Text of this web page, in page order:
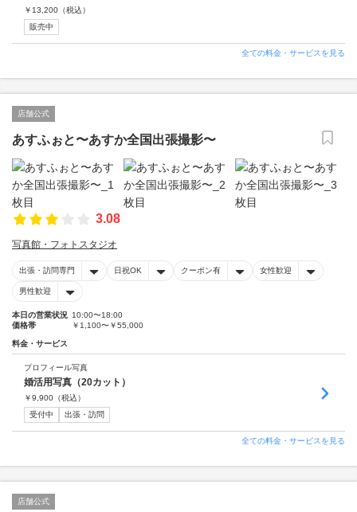
￥ 13,200 （税込）
販売中
全ての料金・サービスを見る
店舗公式
あすふぉと〜あすか全国出張撮影〜
3.08
写真館・フォトスタジオ
出張・訪問専門 日祝OK クーポン有 女性歓迎
男性歓迎
本日の営業状況 10:00〜18:00
価格帯
￥1,100〜￥55,000
料金・サービス
プロフィール写真
婚活用写真（20カット）
￥9,900 （税込）
受付中
出張・訪問
全ての料金・サービスを見る
店舗公式